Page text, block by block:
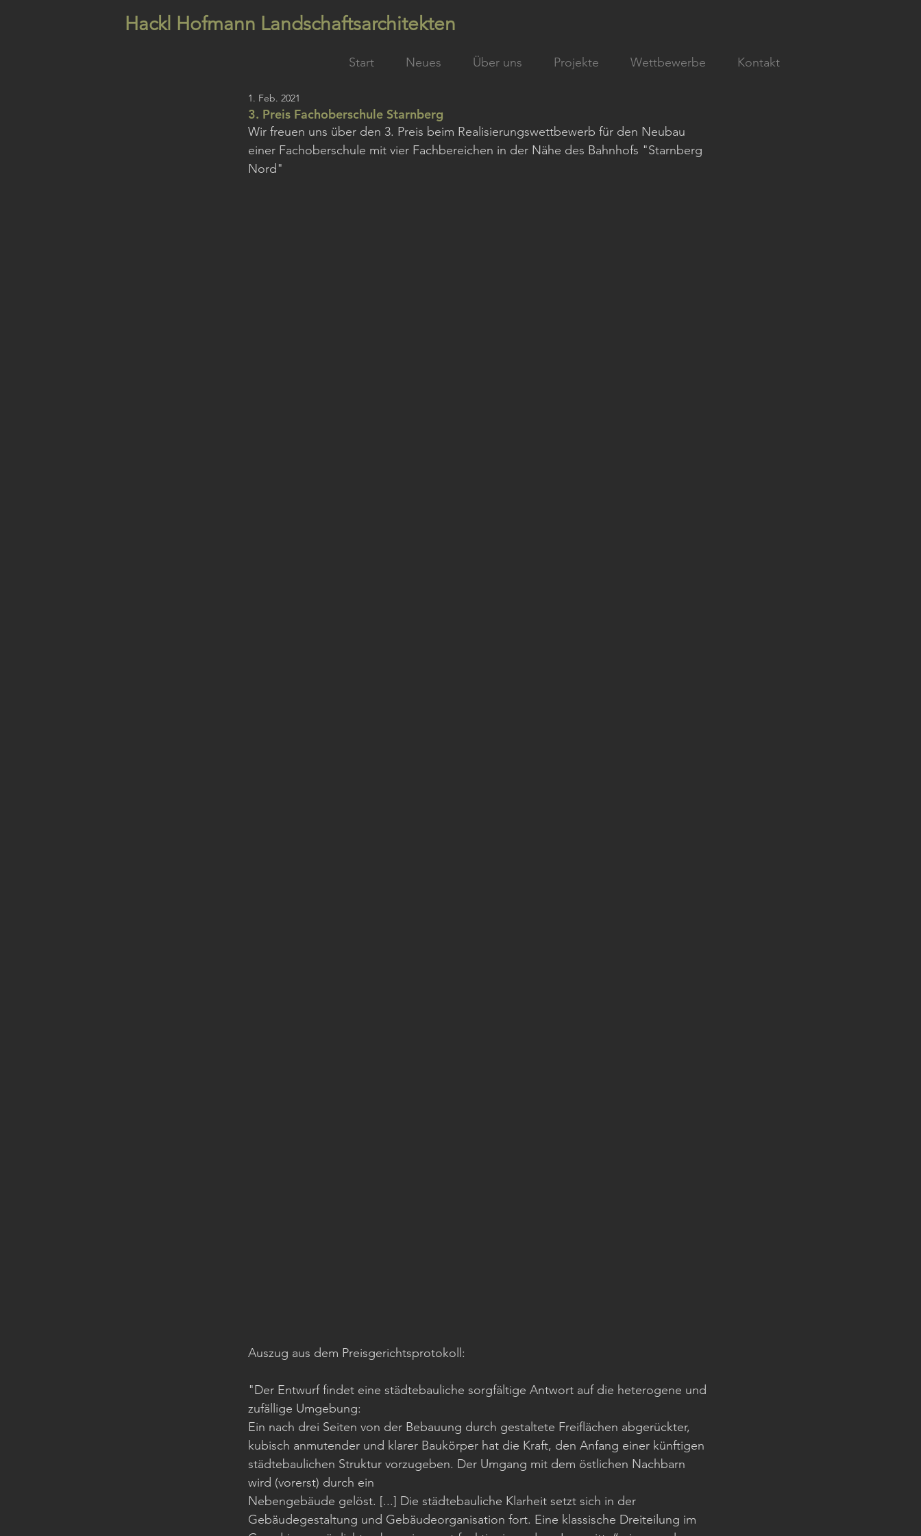
Hackl Hofmann Landschaftsarchitekten
Start Neues Über uns Projekte Wettbewerbe Kontakt
3. Preis Fachoberschule Starnberg
1. Feb. 2021
Wir freuen uns über den 3. Preis beim Realisierungswettbewerb für den Neubau
einer Fachoberschule mit vier Fachbereichen in der Nähe des Bahnhofs "Starnberg
Nord"
Auszug aus dem Preisgerichtsprotokoll:
"Der Entwurf findet eine städtebauliche sorgfältige Antwort auf die heterogene und
zufällige Umgebung:
Ein nach drei Seiten von der Bebauung durch gestaltete Freiflächen abgerückter,
kubisch anmutender und klarer Baukörper hat die Kraft, den Anfang einer künftigen
städtebaulichen Struktur vorzugeben. Der Umgang mit dem östlichen Nachbarn
wird (vorerst) durch ein
Nebengebäude gelöst. [...] Die städtebauliche Klarheit setzt sich in der
Gebäudegestaltung und Gebäudeorganisation fort. Eine klassische Dreiteilung im